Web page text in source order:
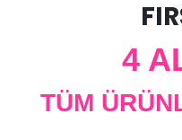
olarak üzerine
gibi minik oyuncaklar gibi
4
TÜM